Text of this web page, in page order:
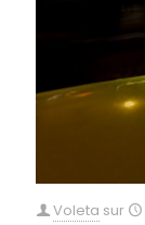
Voleta sur